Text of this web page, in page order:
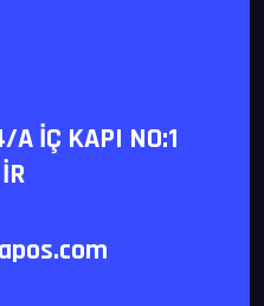
İÇ KAPI NO:1